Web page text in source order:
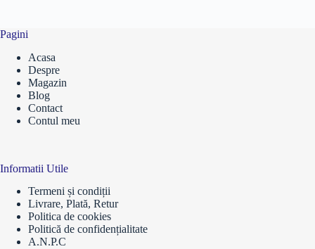
Pagini
Acasa
Despre
Magazin
Blog
Contact
Contul meu
Informatii Utile
Termeni și condiții
Livrare, Plată, Retur
Politica de cookies
Politică de confidențialitate
A.N.P.C